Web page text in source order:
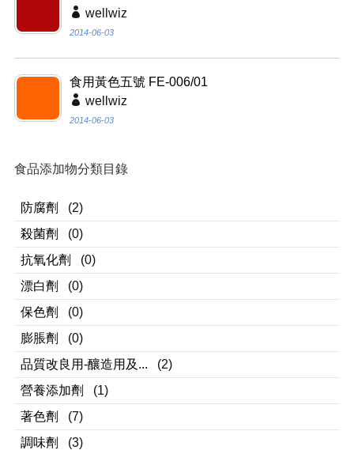
wellwiz
2014-06-03
食用黃色五號 FE-006/01
wellwiz
2014-06-03
食品添加物分類目錄
防腐劑
(2)
殺菌劑
(0)
抗氧化劑
(0)
漂白劑
(0)
保色劑
(0)
膨脹劑
(0)
品質改良用-釀造用及...
(2)
營養添加劑
(1)
著色劑
(7)
調味劑
(3)